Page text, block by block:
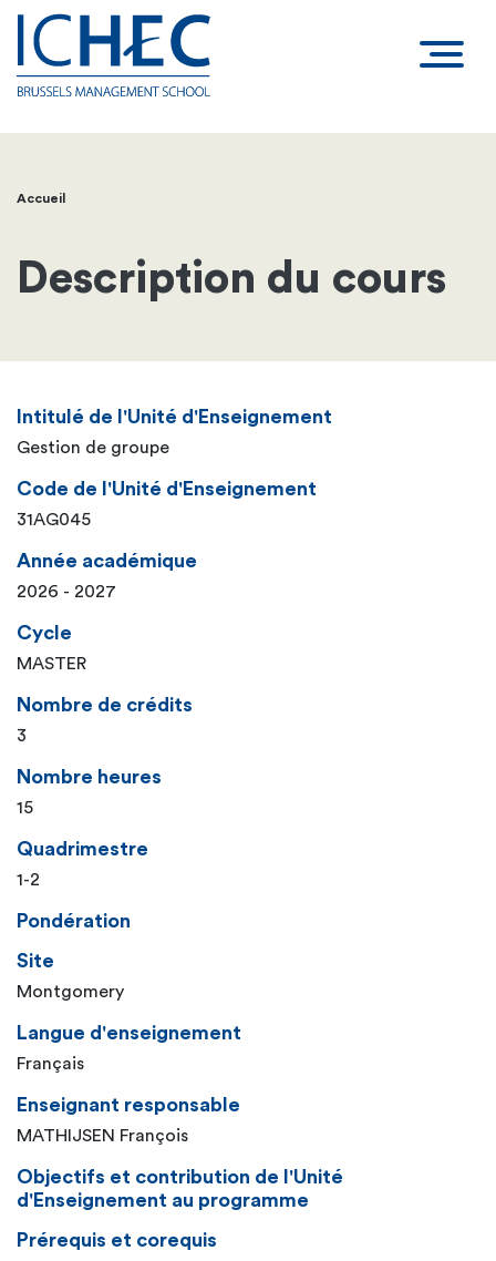
Fil
d'Ariane
Accueil
Description du cours
Intitulé de l'Unité d'Enseignement
Gestion de groupe
Code de l'Unité d'Enseignement
31AG045
Année académique
2026 - 2027
Cycle
MASTER
Nombre de crédits
3
Nombre heures
15
Quadrimestre
1-2
Pondération
Site
Montgomery
Langue d'enseignement
Français
Enseignant responsable
MATHIJSEN François
Objectifs et contribution de l'Unité
d'Enseignement au programme
Prérequis et corequis